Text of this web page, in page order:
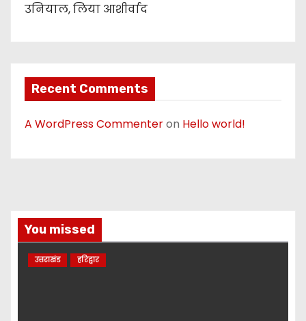
उनियाल, लिया आशीर्वाद
Recent Comments
A WordPress Commenteron Hello world!
You missed
उत्तराखंड हरिद्वार